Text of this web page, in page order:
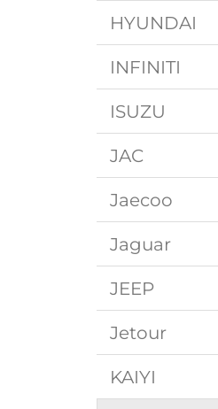
HYUNDAI
INFINITI
ISUZU
JAC
Jaecoo
Jaguar
JEEP
Jetour
KAIYI